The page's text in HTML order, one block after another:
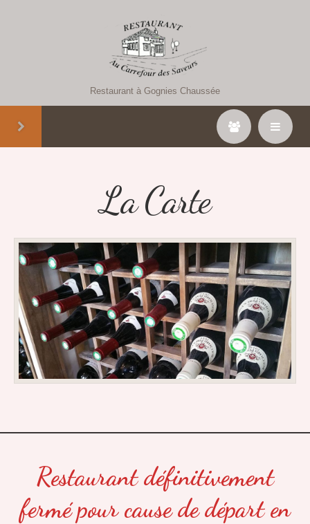
Restaurant à Gognies Chaussée
La Carte
Restaurant définitivement
fermé pour cause de départ en